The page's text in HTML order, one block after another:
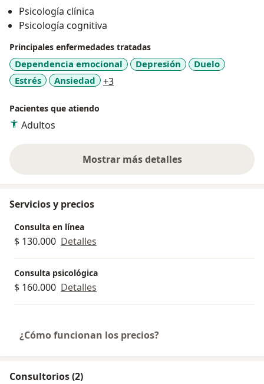
Psicología clínica
Psicología cognitiva
Principales enfermedades tratadas
Dependencia emocional Depresión
Duelo
Estrés
Ansiedad +3a11y_sr_more_diseases
Pacientes que atiendo
Adultos
Mostrar más detalles
sobre la experiencia
Servicios y precios
Consulta en línea
$ 130.000 Detalles
Consulta psicológica
$ 160.000 Detalles
¿Cómo funcionan los precios?
Consultorios (2)